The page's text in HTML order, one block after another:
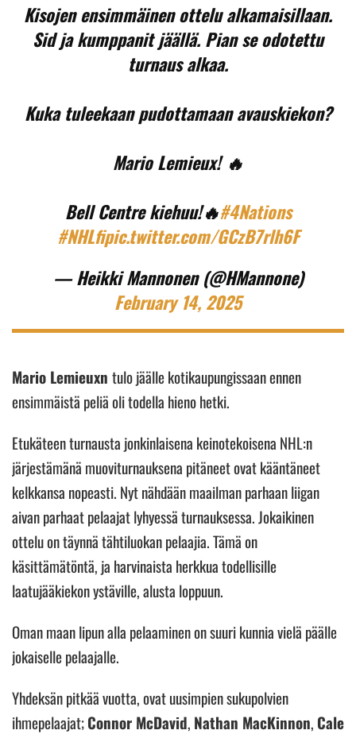
Kisojen ensimmäinen ottelu alkamaisillaan.
Sid ja kumppanit jäällä. Pian se odotettu
turnaus alkaa.
Kuka tuleekaan pudottamaan avauskiekon?
Mario Lemieux! 🔥
Bell Centre kiehuu!🔥#4Nations
#NHLfipic.twitter.com/GCzB7rlh6F
— Heikki Mannonen (@HMannone)
February 14, 2025
Mario Lemieuxn tulo jäälle kotikaupungissaan ennen
ensimmäistä peliä oli todella hieno hetki.
Etukäteen turnausta jonkinlaisena keinotekoisena NHL:n
järjestämänä muoviturnauksena pitäneet ovat kääntäneet
kelkkansa nopeasti. Nyt nähdään maailman parhaan liigan
aivan parhaat pelaajat lyhyessä turnauksessa. Jokaikinen
ottelu on täynnä tähtiluokan pelaajia. Tämä on
käsittämätöntä, ja harvinaista herkkua todellisille
laatujääkiekon ystäville, alusta loppuun.
Oman maan lipun alla pelaaminen on suuri kunnia vielä päälle
jokaiselle pelaajalle.
Yhdeksän pitkää vuotta, ovat uusimpien sukupolvien
ihmepelaajat;Connor McDavid, Nathan MacKinnon, Cale